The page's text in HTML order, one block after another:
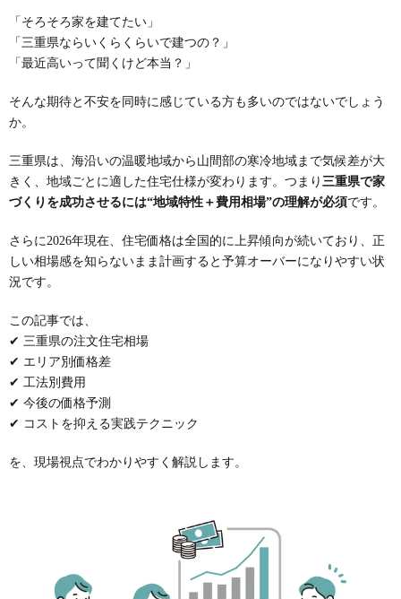
「そろそろ家を建てたい」
「三重県ならいくらくらいで建つの？」
「最近高いって聞くけど本当？」
そんな期待と不安を同時に感じている方も多いのではないでしょう
か。
三重県は、海沿いの温暖地域から山間部の寒冷地域まで気候差が大
きく、地域ごとに適した住宅仕様が変わります。つまり 三重県で家
づくりを成功させるには“地域特性＋費用相場”の理解が必須です。
さらに2026年現在、住宅価格は全国的に上昇傾向が続いており、正
しい相場感を知らないまま計画すると予算オーバーになりやすい状
況です。
この記事では、
✔ 三重県の注文住宅相場
✔ エリア別価格差
✔ 工法別費用
✔ 今後の価格予測
✔ コストを抑える実践テクニック
を、現場視点でわかりやすく解説します。